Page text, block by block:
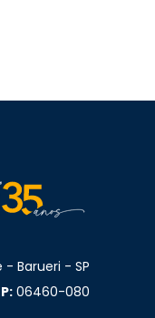
Barueri - SP
06460-080